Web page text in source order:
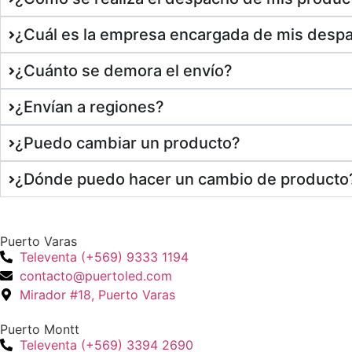
¿Cuál es la empresa encargada de mis
¿Cuánto se demora el envío?
¿Envían a regiones?
¿Puedo cambiar un producto?
¿Dónde puedo hacer un cambio de
Puerto Varas
Televenta (+569) 9333 1194
contacto@puertoled.com
Mirador #18, Puerto Varas
Puerto Montt
Televenta (+569) 3394 2690